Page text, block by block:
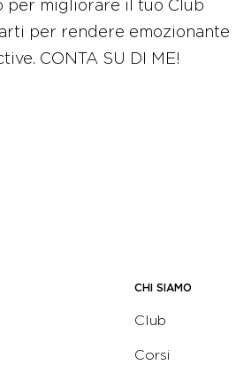
per migliorare il tuo Club
per rendere emozionante
CONTA SU DI ME!
CHI SIAMO
Club
Corsi